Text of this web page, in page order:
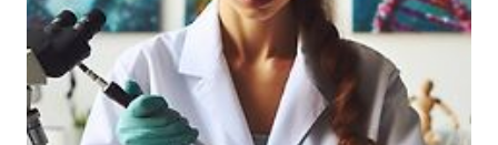
후 20년 동안 한국 작가가 참여하지 못하다 2012년에서야 3명이 참여하
게 된 것만 봐..